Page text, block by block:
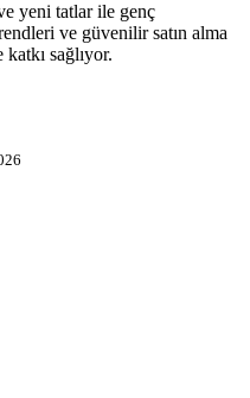
yeni tatlar ile genç
ve güvenilir satın alma
sağlıyor.